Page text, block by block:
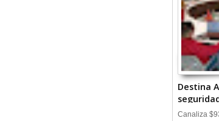
Destina
Canaliza